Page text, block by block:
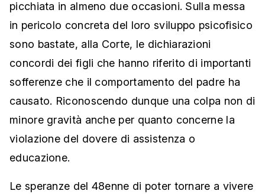
picchiata in almeno due occasioni. Sulla messa
in pericolo concreta del loro sviluppo psicofisico
sono bastate, alla Corte, le dichiarazioni
concordi dei figli che hanno riferito di importanti
sofferenze che il comportamento del padre ha
causato. Riconoscendo dunque una colpa non di
minore gravità anche per quanto concerne la
violazione del dovere di assistenza o
educazione.
Le speranze del 48enne di poter tornare a vivere